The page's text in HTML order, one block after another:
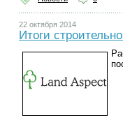
22 октября 2014
Итоги